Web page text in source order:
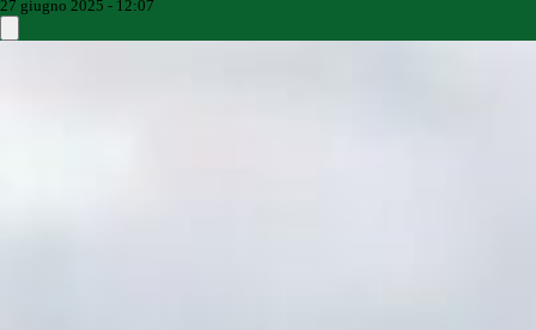
27 giugno 2025 - 12:07